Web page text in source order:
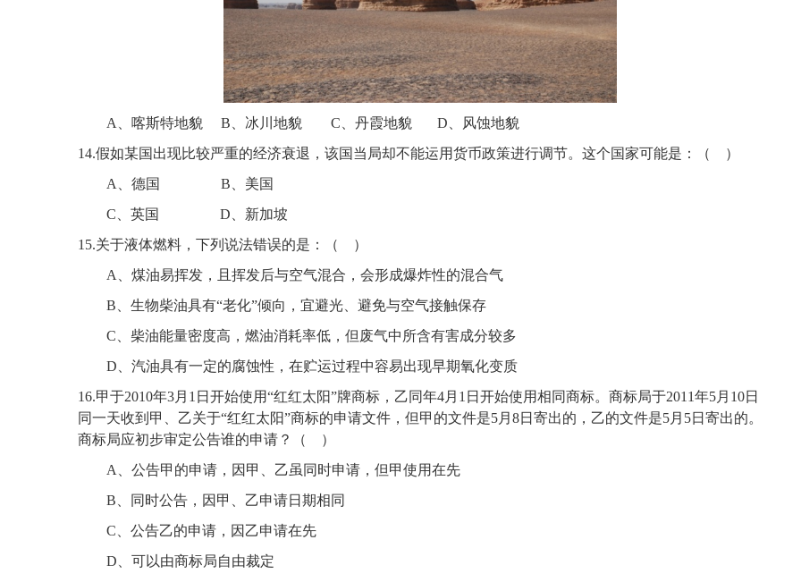
A、喀斯特地貌 B、冰川地貌 C、丹霞地貌
D、风蚀地貌
14.假如某国出现比较严重的经济衰退，该国当局却不能运用货币政策进行调节。这个国家可能是： （
）
A、 德国
B、美国
C、英国
D、新加坡
15.关于液体燃料，下列说法错误的是： （
）
A、 煤油易挥发，且挥发后与空气混合，会形成爆炸性的混合气
B、生物柴油具有“老化”倾向，宜避光、避免与空气接触保存
C、柴油能量密度高，燃油消耗率低，但废气中所含有害成分较多
D、汽油具有一定的腐蚀性，在贮运过程中容易出现早期氧化变质
16.甲于2010年3月1日开始使用“红红太阳”牌商标，乙同年4月1日开始使用相同商标。商标局于2011年5月10日
同一天收到甲、乙关于“红红太阳”商标的申请文件，但甲的文件是5月8日寄出的，乙的文件是5月5日寄出的。
商标局应初步审定公告谁的申请？
（
）
A、 公告甲的申请，因甲、乙虽同时申请，但甲使用在先
B、同时公告，因甲、乙申请日期相同
C、公告乙的申请，因乙申请在先
D、可以由商标局自由裁定